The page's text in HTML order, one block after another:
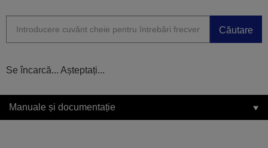
Căutare
Se încarcă... Așteptați...
Manuale și documentație